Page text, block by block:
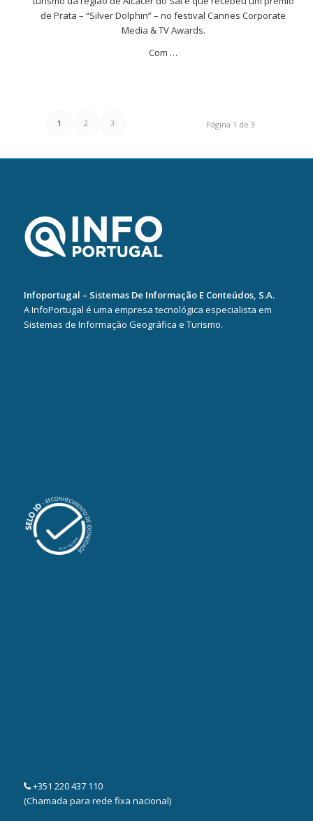
de Prata – “Silver Dolphin” – no festival Cannes Corporate
Media & TV Awards.
Com …
Página 1 de 3
1 2 3
Infoportugal – Sistemas De Informação E Conteúdos, S.A.
A InfoPortugal é uma empresa tecnológica especialista em
Sistemas de Informação Geográfica e Turismo.
+351 220 437 110
(Chamada para rede fixa nacional)